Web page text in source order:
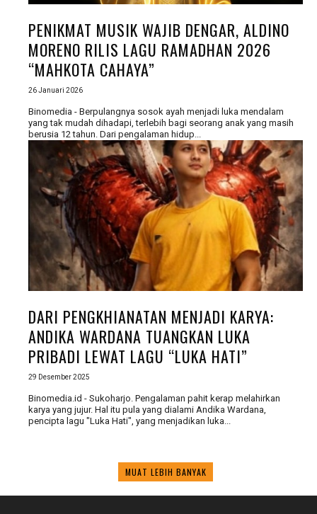
PENIKMAT MUSIK WAJIB DENGAR, ALDINO
MORENO RILIS LAGU RAMADHAN 2026
“MAHKOTA CAHAYA”
26 Januari 2026
Binomedia - Berpulangnya sosok ayah menjadi luka mendalam
yang tak mudah dihadapi, terlebih bagi seorang anak yang masih
berusia 12 tahun. Dari pengalaman hidup...
DARI PENGKHIANATAN MENJADI KARYA:
ANDIKA WARDANA TUANGKAN LUKA
PRIBADI LEWAT LAGU “LUKA HATI”
29 Desember 2025
Binomedia.id - Sukoharjo. Pengalaman pahit kerap melahirkan
karya yang jujur. Hal itu pula yang dialami Andika Wardana,
pencipta lagu "Luka Hati", yang menjadikan luka...
MUAT LEBIH BANYAK